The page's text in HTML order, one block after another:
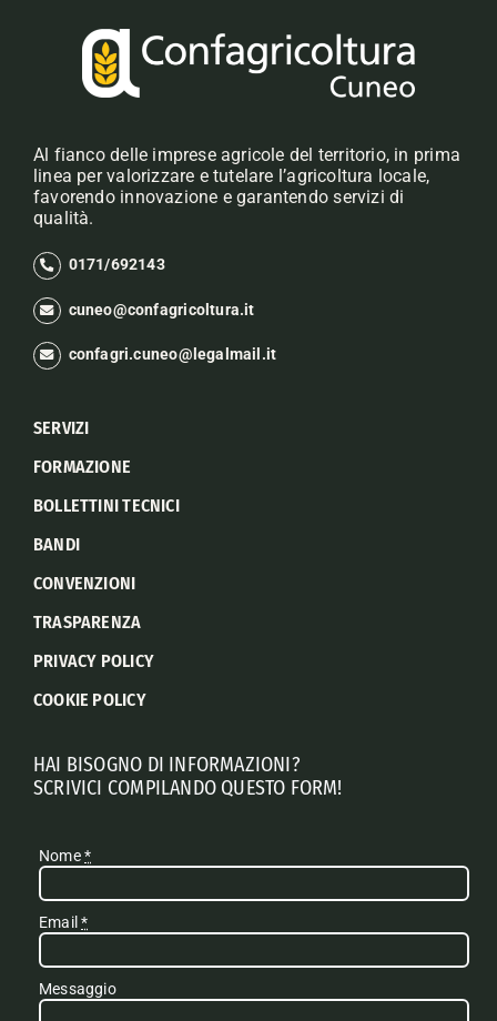
Al fianco delle imprese agricole del territorio, in prima
linea per valorizzare e tutelare l’agricoltura locale,
favorendo innovazione e garantendo servizi di
qualità.
0171/692143
cuneo@confagricoltura.it
confagri.cuneo@legalmail.it
SERVIZI
FORMAZIONE
BOLLETTINI TECNICI
BANDI
CONVENZIONI
TRASPARENZA
PRIVACY POLICY
COOKIE POLICY
HAI BISOGNO DI INFORMAZIONI?
SCRIVICI COMPILANDO QUESTO FORM!
Nome*
Email*
Messaggio